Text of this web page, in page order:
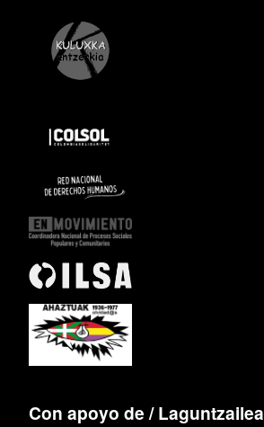
Con apoyo de / Laguntzailea